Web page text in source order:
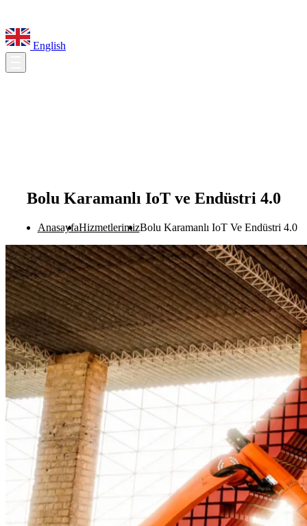
English
Bolu Karamanlı IoT ve Endüstri 4.0
AnasayfaHizmetlerimizBolu Karamanlı IoT Ve Endüstri 4.0